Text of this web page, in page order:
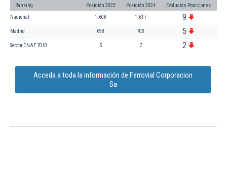
Ranking Posición 2023 Posición 2024 Evolución Posiciones
Nacional 1.608 1.617 9
Madrid 698 703 5
Sector CNAE 7010 5 7 2
Acceda a toda la información de Ferrovial Corporacion
Sa